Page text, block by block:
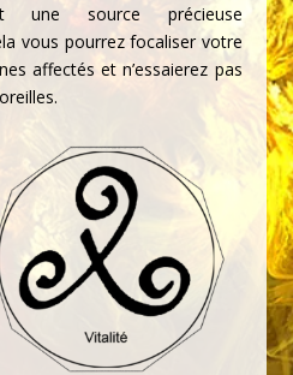
une source précieuse
vous pourrez focaliser votre
affectés et n’essaierez pas